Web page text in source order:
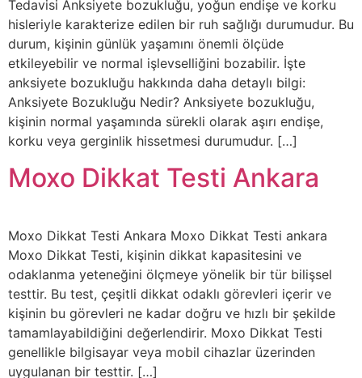
Tedavisi Anksiyete bozukluğu, yoğun endişe ve korku
hisleriyle karakterize edilen bir ruh sağlığı durumudur. Bu
durum, kişinin günlük yaşamını önemli ölçüde
etkileyebilir ve normal işlevselliğini bozabilir. İşte
anksiyete bozukluğu hakkında daha detaylı bilgi:
Anksiyete Bozukluğu Nedir? Anksiyete bozukluğu,
kişinin normal yaşamında sürekli olarak aşırı endişe,
korku veya gerginlik hissetmesi durumudur. […]
Moxo Dikkat Testi Ankara
Moxo Dikkat Testi Ankara Moxo Dikkat Testi ankara
Moxo Dikkat Testi, kişinin dikkat kapasitesini ve
odaklanma yeteneğini ölçmeye yönelik bir tür bilişsel
testtir. Bu test, çeşitli dikkat odaklı görevleri içerir ve
kişinin bu görevleri ne kadar doğru ve hızlı bir şekilde
tamamlayabildiğini değerlendirir. Moxo Dikkat Testi
genellikle bilgisayar veya mobil cihazlar üzerinden
uygulanan bir testtir. […]